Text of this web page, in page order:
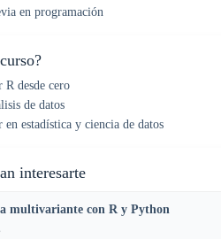
en programación
R desde cero
de datos
en estadística y ciencia de datos
interesarte
multivariante con R y Python